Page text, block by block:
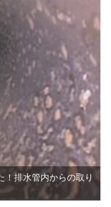
！排水管内からの取り